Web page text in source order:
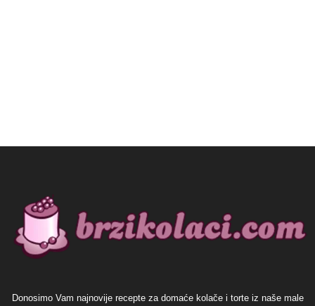
Donosimo Vam najnovije recepte za domaće kolače i torte iz naše male